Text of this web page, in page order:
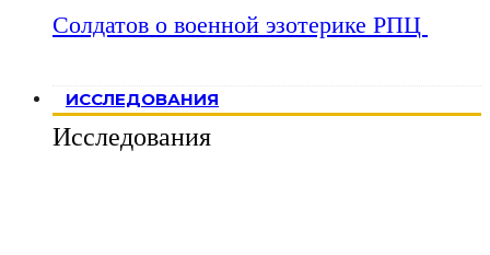
Солдатов о военной эзотерике РПЦ
ИССЛЕДОВАНИЯ
Исследования